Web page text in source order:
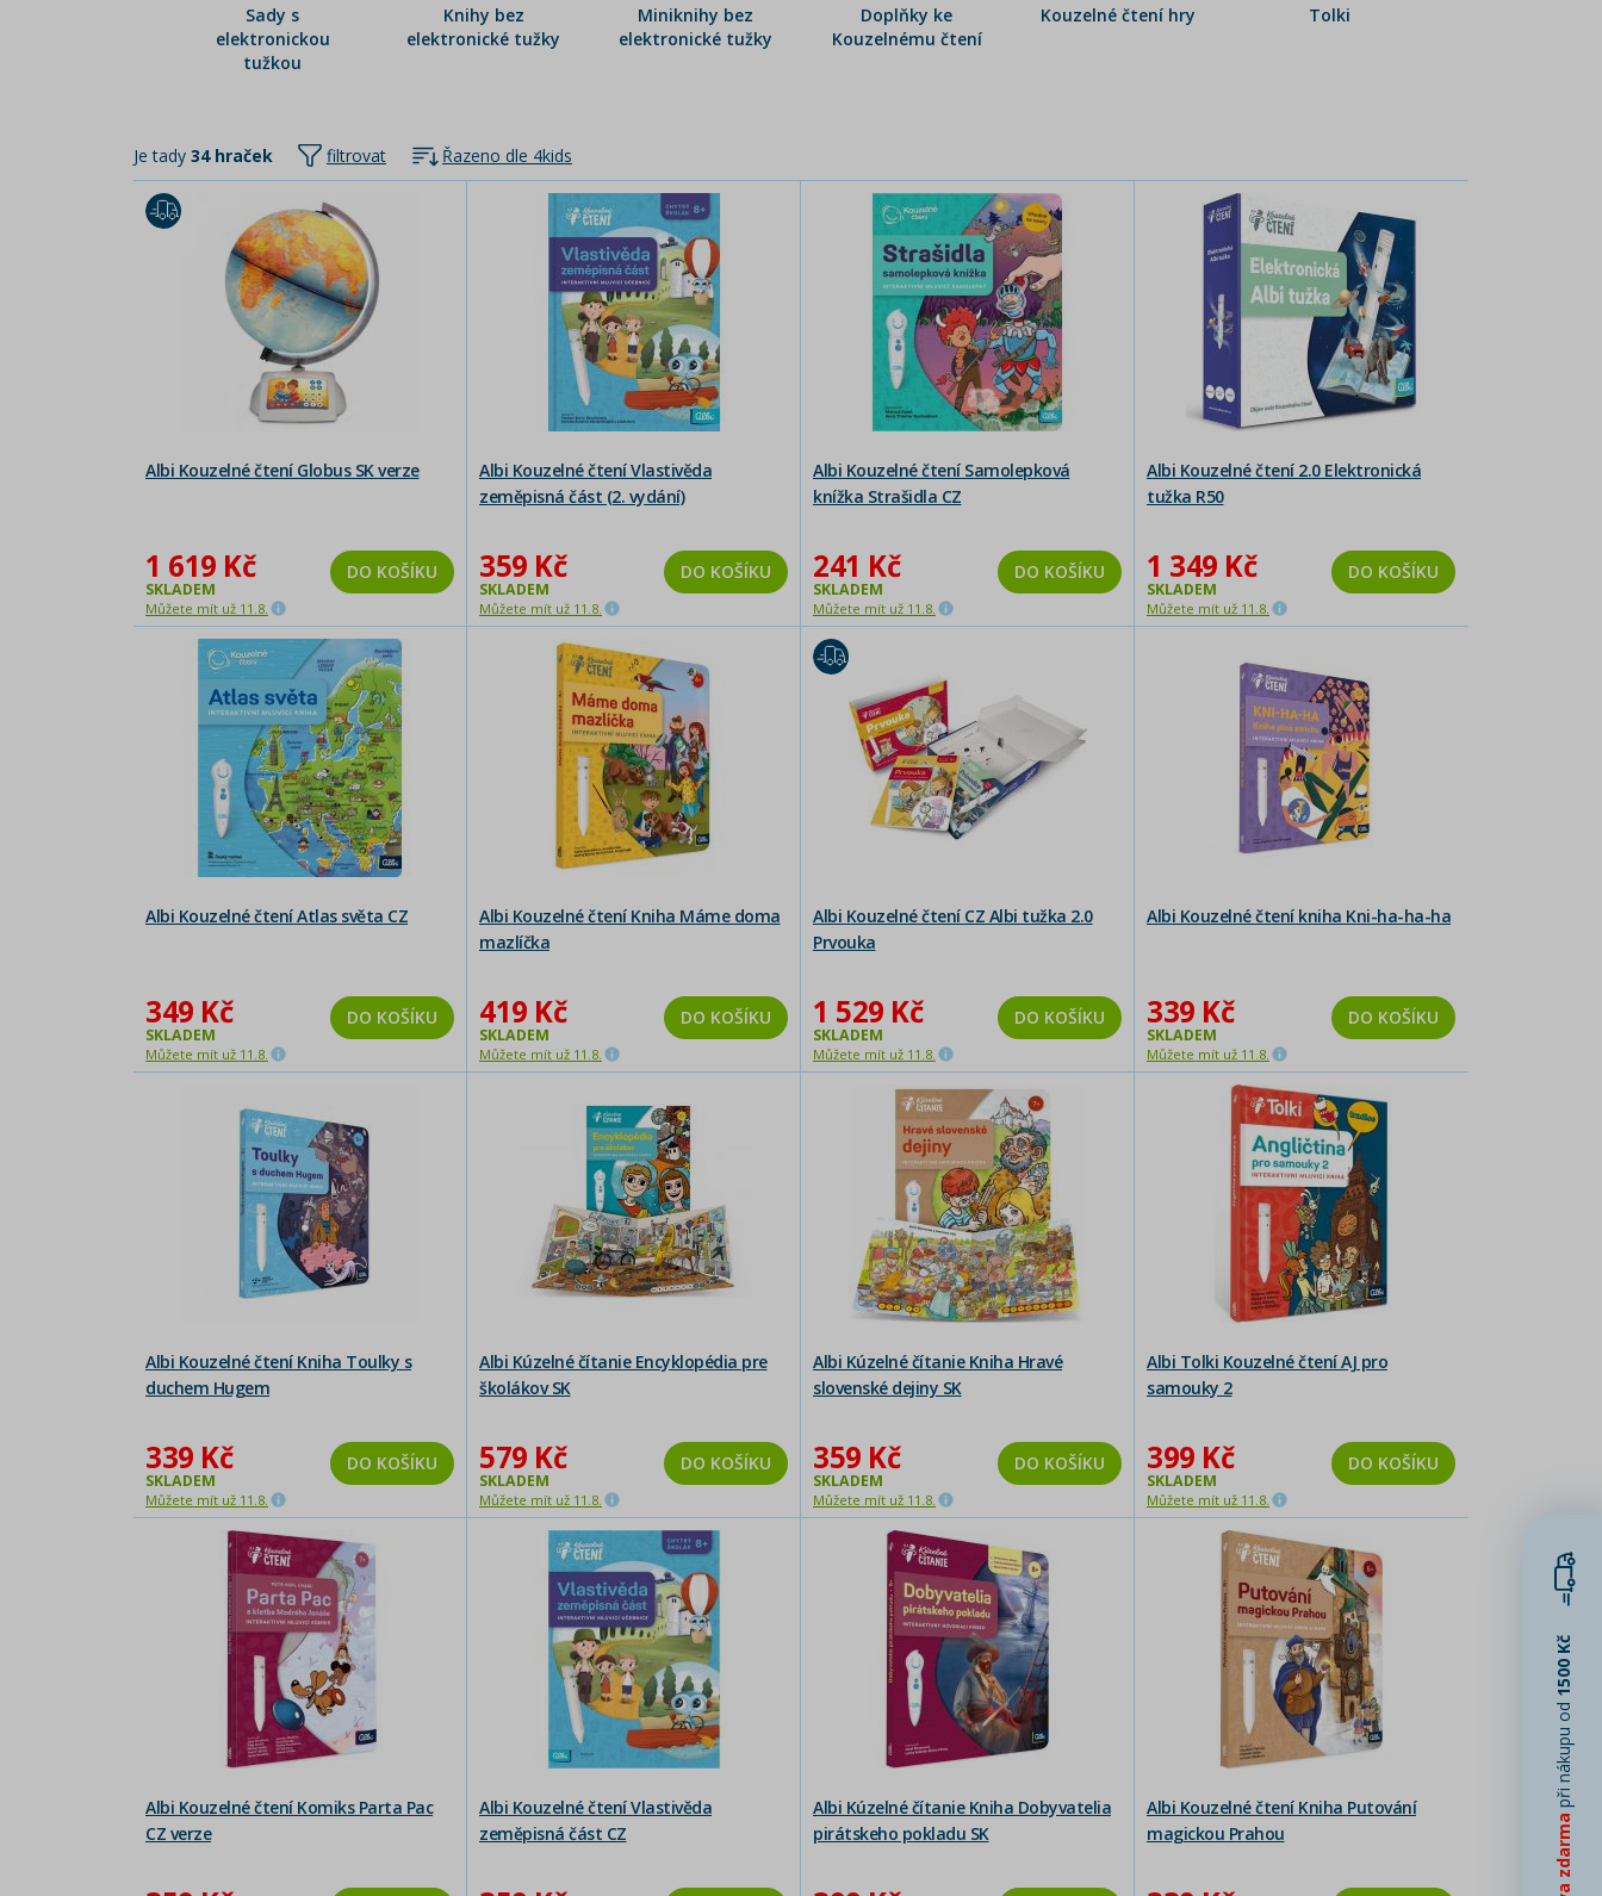
Sady s
elektronickou
tužkou
Knihy bez
elektronické tužky
Miniknihy bez
elektronické tužky
Doplňky ke
Kouzelnému čtení
Kouzelné čtení hry Tolki
Je tady 34 hraček filtrovat Řazeno dle 4kids
Albi Kouzelné čtení Globus SK verze
1 619 Kč
SKLADEM
Můžete mít už 11.8.
DO KOŠÍKU
Albi Kouzelné čtení Vlastivěda
zeměpisná část (2. vydání)
359 Kč
SKLADEM
Můžete mít už 11.8.
DO KOŠÍKU
Albi Kouzelné čtení Samolepková
knížka Strašidla CZ
241 Kč
SKLADEM
Můžete mít už 11.8.
DO KOŠÍKU
Albi Kouzelné čtení 2.0 Elektronická
tužka R50
1 349 Kč
SKLADEM
Můžete mít už 11.8.
DO KOŠÍKU
Albi Kouzelné čtení Atlas světa CZ
349 Kč
SKLADEM
Můžete mít už 11.8.
DO KOŠÍKU
Albi Kouzelné čtení Kniha Máme doma
mazlíčka
419 Kč
SKLADEM
Můžete mít už 11.8.
DO KOŠÍKU
Albi Kouzelné čtení CZ Albi tužka 2.0
Prvouka
1 529 Kč
SKLADEM
Můžete mít už 11.8.
DO KOŠÍKU
Albi Kouzelné čtení kniha Kni-ha-ha-ha
339 Kč
SKLADEM
Můžete mít už 11.8.
DO KOŠÍKU
Albi Kouzelné čtení Kniha Toulky s
duchem Hugem
339 Kč
SKLADEM
Můžete mít už 11.8.
DO KOŠÍKU
Albi Kúzelné čítanie Encyklopédia pre
školákov SK
579 Kč
SKLADEM
Můžete mít už 11.8.
DO KOŠÍKU
Albi Kúzelné čítanie Kniha Hravé
slovenské dejiny SK
359 Kč
SKLADEM
Můžete mít už 11.8.
DO KOŠÍKU
Albi Tolki Kouzelné čtení AJ pro
samouky 2
399 Kč
SKLADEM
Můžete mít už 11.8.
DO KOŠÍKU
Albi Kouzelné čtení Komiks Parta Pac
CZ verze
Albi Kouzelné čtení Vlastivěda
zeměpisná část CZ
Albi Kúzelné čítanie Kniha Dobyvatelia
pirátskeho pokladu SK
Albi Kouzelné čtení Kniha Putování
magickou Prahou
při nákupu od
1500 Kč